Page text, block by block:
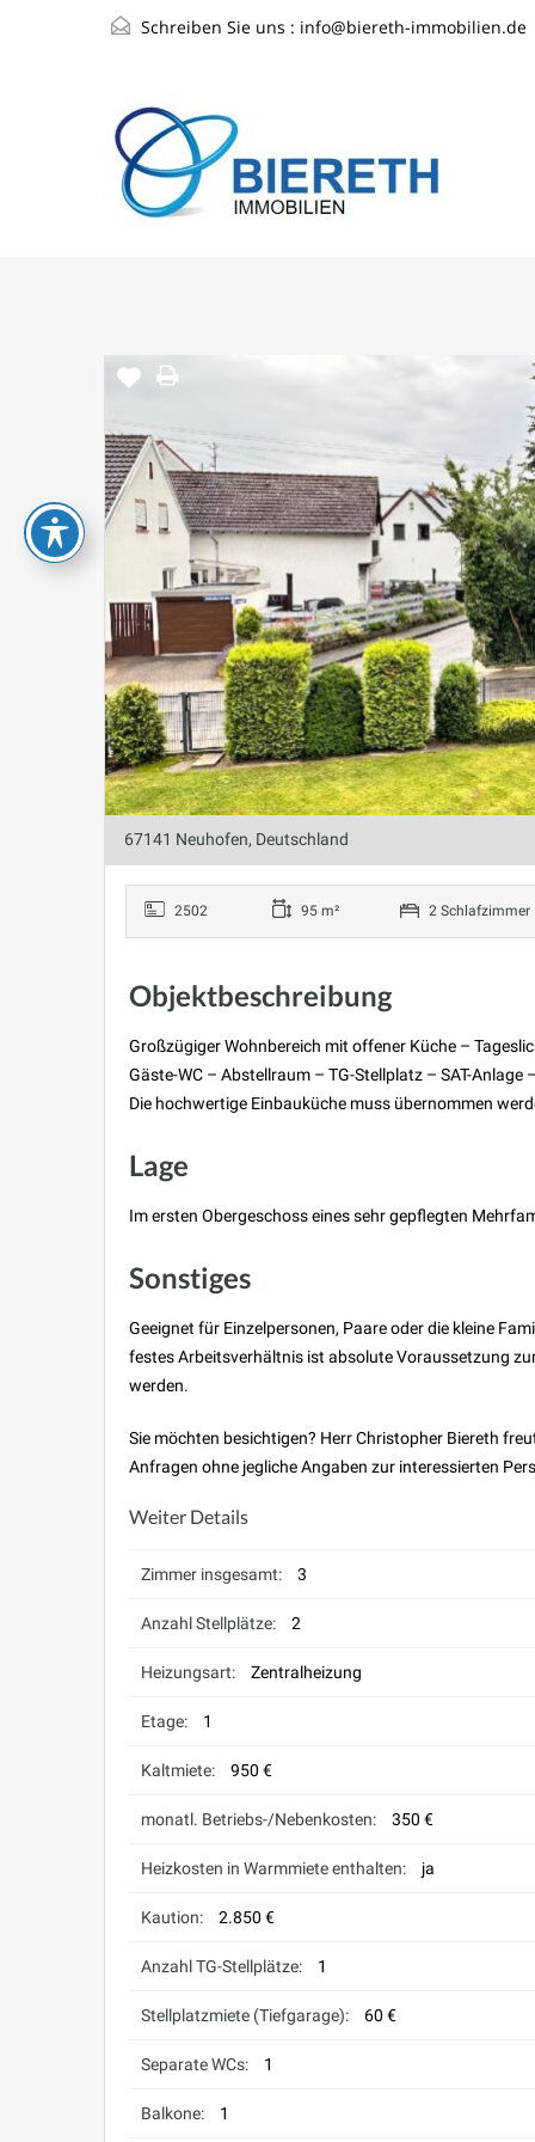
Schreiben Sie uns : info@biereth-immobilien.de
67141 Neuhofen, Deutschland
2502 95 m² 2 Schlafzimmer
Objektbeschreibung
Großzügiger Wohnbereich mit offener Küche –
Gäste-WC – Abstellraum – TG-Stellplatz – SAT-Anlage
Die hochwertige Einbauküche muss übernommen
Lage
Im ersten Obergeschoss eines sehr gepflegten
Sonstiges
Geeignet für Einzelpersonen, Paare oder die kleine
festes Arbeitsverhältnis ist absolute Voraussetzung
werden.
Sie möchten besichtigen? Herr Christopher Biereth
Anfragen ohne jegliche Angaben zur interessierten
Weiter Details
Zimmer insgesamt: 3
Anzahl Stellplätze: 2
Heizungsart: Zentralheizung
Etage: 1
Kaltmiete: 950 €
monatl. Betriebs-/Nebenkosten: 350 €
Heizkosten in Warmmiete enthalten: ja
Kaution: 2.850 €
Anzahl TG-Stellplätze: 1
Stellplatzmiete (Tiefgarage): 60 €
Separate WCs: 1
Balkone: 1